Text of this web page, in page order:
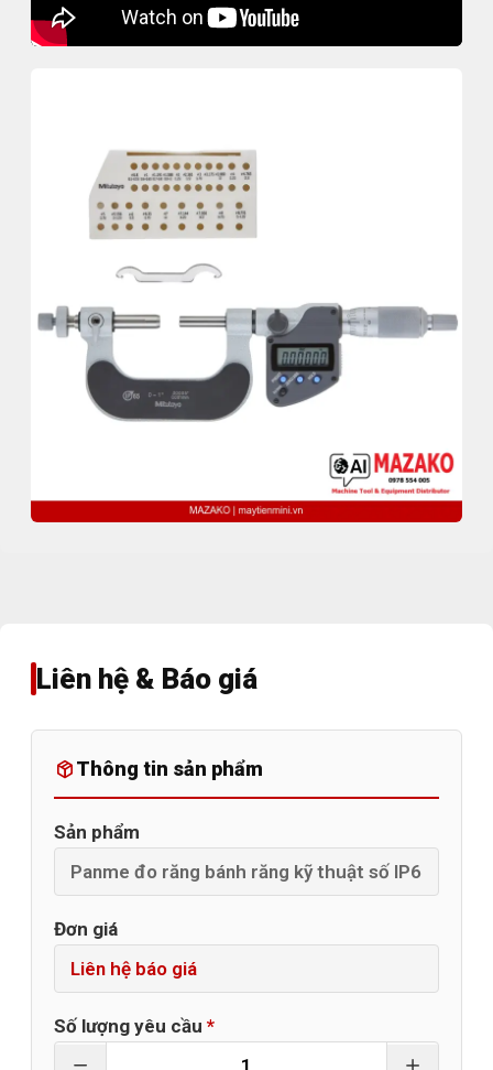
Liên hệ & Báo giá
Thông tin sản phẩm
Sản phẩm
Đơn giá
Số lượng yêu cầu *